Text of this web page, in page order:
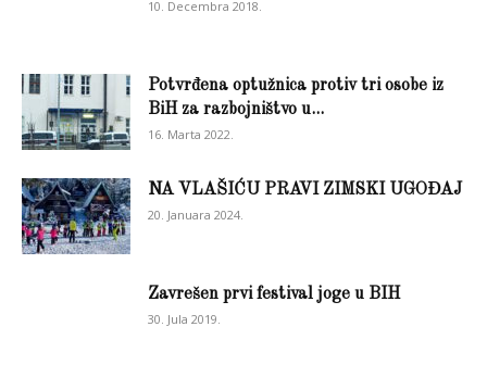
10. Decembra 2018.
Potvrđena optužnica protiv tri osobe iz
BiH za razbojništvo u...
16. Marta 2022.
NA VLAŠIĆU PRAVI ZIMSKI UGOĐAJ
20. Januara 2024.
Zavrešen prvi festival joge u BIH
30. Jula 2019.